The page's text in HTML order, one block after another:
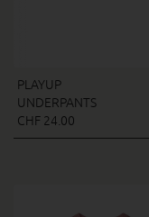
PLAYUP
UNDERPANTS
CHF 24.00